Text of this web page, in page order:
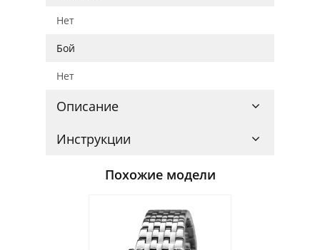
Нет
Бой
Нет
Описание
Инструкции
Похожие модели